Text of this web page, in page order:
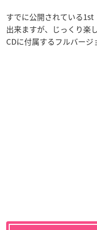
すでに公開されている
出来ますが、じっくり楽
CDに付属するフルバー